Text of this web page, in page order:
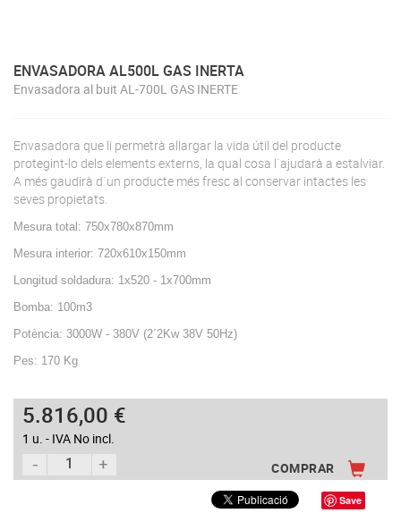
ENVASADORA AL500L GAS INERTA
Envasadora al buit AL-700L GAS INERTE
Envasadora que li permetrà allargar la vida útil del producte
protegint-lo dels elements externs, la qual cosa l´ajudarà a estalviar.
A més gaudirà d´un producte més fresc al conservar intactes les
seves propietats.
Mesura total: 750x780x870mm
Mesura interior: 720x610x150mm
Longitud soldadura: 1x520 - 1x700mm
Bomba: 100m3
Potència: 3000W - 380V (2´2Kw 38V 50Hz)
Pes: 170 Kg
5.816,00 €
1 u. - IVA No incl.
COMPRAR
Save